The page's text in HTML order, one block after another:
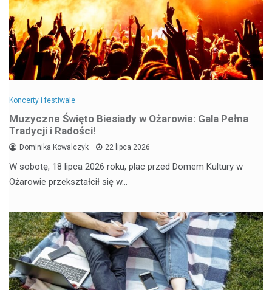
Koncerty i festiwale
Muzyczne Święto Biesiady w Ożarowie: Gala Pełna
Tradycji i Radości!
Dominika Kowalczyk 22 lipca 2026
W sobotę, 18 lipca 2026 roku, plac przed Domem Kultury w
Ożarowie przekształcił się w…